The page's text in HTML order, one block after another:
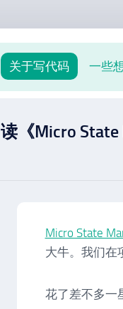
关于写代码 一些
读《Micro
Micro State
大牛。我们在
花了差不多一